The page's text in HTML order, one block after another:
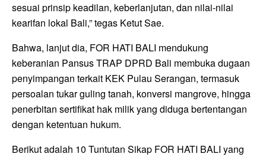
sesuai prinsip keadilan, keberlanjutan, dan nilai-nilai
kearifan lokal Bali,” tegas Ketut Sae.
Bahwa, lanjut dia, FOR HATI BALI mendukung
keberanian Pansus TRAP DPRD Bali membuka dugaan
penyimpangan terkait KEK Pulau Serangan, termasuk
persoalan tukar guling tanah, konversi mangrove, hingga
penerbitan sertifikat hak milik yang diduga bertentangan
dengan ketentuan hukum.
Berikut adalah 10 Tuntutan Sikap FOR HATI BALI yang